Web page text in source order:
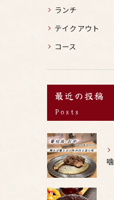
ランチ
テイクアウト
コース
最近の投稿
Posts